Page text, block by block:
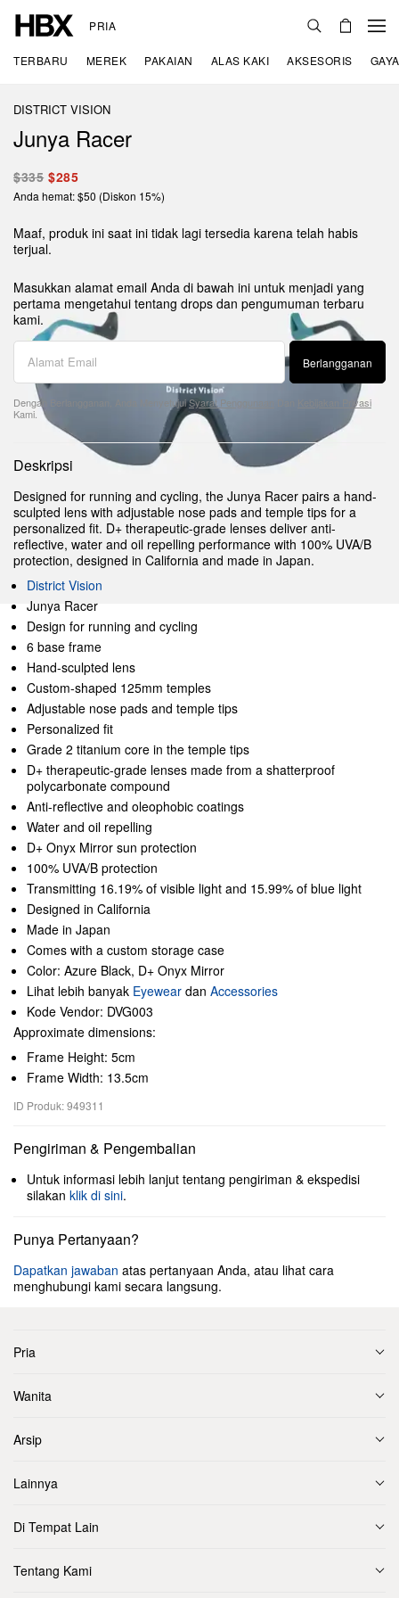
PRIA
TERBARU MEREK PAKAIAN ALAS KAKI AKSESORIS
DISTRICT VISION
Junya Racer
$335 $285
Anda hemat: $50 (Diskon 15%)
Maaf, produk ini saat ini tidak lagi tersedia karena telah habis
terjual.
Masukkan alamat email Anda di bawah ini untuk menjadi yang
pertama mengetahui tentang drops dan pengumuman terbaru
kami.
Berlangganan
Dengan Berlangganan, Anda MenyetujuiSyarat Penggunaan
Kebijakan Privasi
Kami.
Deskripsi
Designed for running and cycling, the Junya Racer pairs a hand-
sculpted lens with adjustable nose pads and temple tips for a
personalized fit. D+ therapeutic-grade lenses deliver anti-
reflective, water and oil repelling performance with 100% UVA/B
protection, designed in California and made in Japan.
District Vision
Junya Racer
Design for running and cycling
6 base frame
Hand-sculpted lens
Custom-shaped 125mm temples
Adjustable nose pads and temple tips
Personalized fit
Grade 2 titanium core in the temple tips
D+ therapeutic-grade lenses made from a shatterproof
polycarbonate compound
Anti-reflective and oleophobic coatings
Water and oil repelling
D+ Onyx Mirror sun protection
100% UVA/B protection
Transmitting 16.19% of visible light and 15.99% of blue light
Designed in California
Made in Japan
Comes with a custom storage case
Color: Azure Black, D+ Onyx Mirror
Lihat lebih banyak Eyewear dan Accessories
Kode Vendor: DVG003
Approximate dimensions:
Frame Height: 5cm
Frame Width: 13.5cm
ID Produk: 949311
Pengiriman & Pengembalian
Untuk informasi lebih lanjut tentang pengiriman & ekspedisi
silakan klik di sini.
Punya Pertanyaan?
Dapatkan jawaban atas pertanyaan Anda, atau lihat cara
menghubungi kami secara langsung.
Pria
Wanita
Arsip
Lainnya
Di Tempat Lain
Tentang Kami